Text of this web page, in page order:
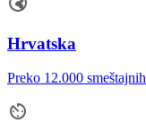
Hrvatska
Preko 12.000